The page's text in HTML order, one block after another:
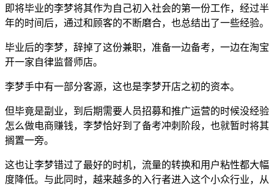
即将毕业的李梦将其作为自己初入社会的第一份工作，经过半
年的时间后，通过和顾客的不断磨合，也总结出了一些经验。
毕业后的李梦，辞掉了这份兼职，准备一边备考，一边在淘宝
开一家自律监督师店。
李梦手中有一部分客源，这也是李梦开店之初的资本。
但毕竟是副业，到后期需要人员招募和推广运营的时候没经验
怎么做电商赚钱，李梦恰好到了备考冲刺阶段，也就暂时将其
搁置一旁。
这也让李梦错过了最好的时机，流量的转换和用户粘性都大幅
度降低。与此同时，越来越多的入行者进入这个小众行业，从